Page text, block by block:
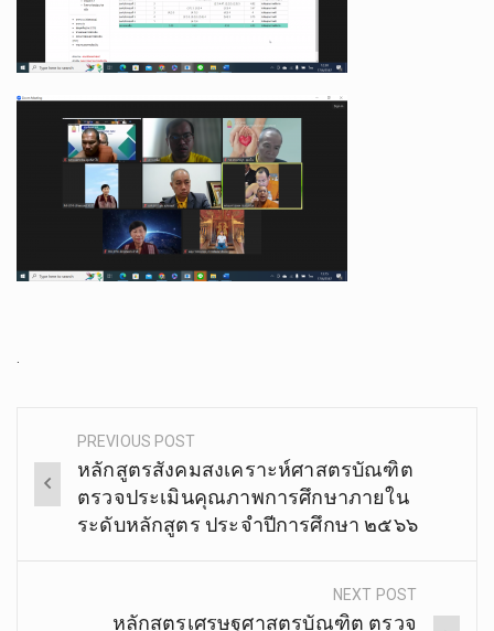
Post
navigation
PREVIOUS POST
หลักสูตรสังคมสงเคราะห์ศาสตรบัณฑิต
ตรวจประเมินคุณภาพการศึกษาภายใน
ระดับหลักสูตร ประจำปีการศึกษา ๒๕๖๖
NEXT POST
หลักสูตรเศรษฐศาสตรบัณฑิต ตรวจ